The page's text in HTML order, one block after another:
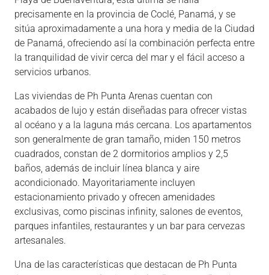
precisamente en la provincia de Coclé, Panamá, y se
sitúa aproximadamente a una hora y media de la Ciudad
de Panamá, ofreciendo así la combinación perfecta entre
la tranquilidad de vivir cerca del mar y el fácil acceso a
servicios urbanos.
Las viviendas de Ph Punta Arenas cuentan con
acabados de lujo y están diseñadas para ofrecer vistas
al océano y a la laguna más cercana. Los apartamentos
son generalmente de gran tamaño, miden 150 metros
cuadrados, constan de 2 dormitorios amplios y 2,5
baños, además de incluir línea blanca y aire
acondicionado. Mayoritariamente incluyen
estacionamiento privado y ofrecen amenidades
exclusivas, como piscinas infinity, salones de eventos,
parques infantiles, restaurantes y un bar para cervezas
artesanales.
Una de las características que destacan de Ph Punta